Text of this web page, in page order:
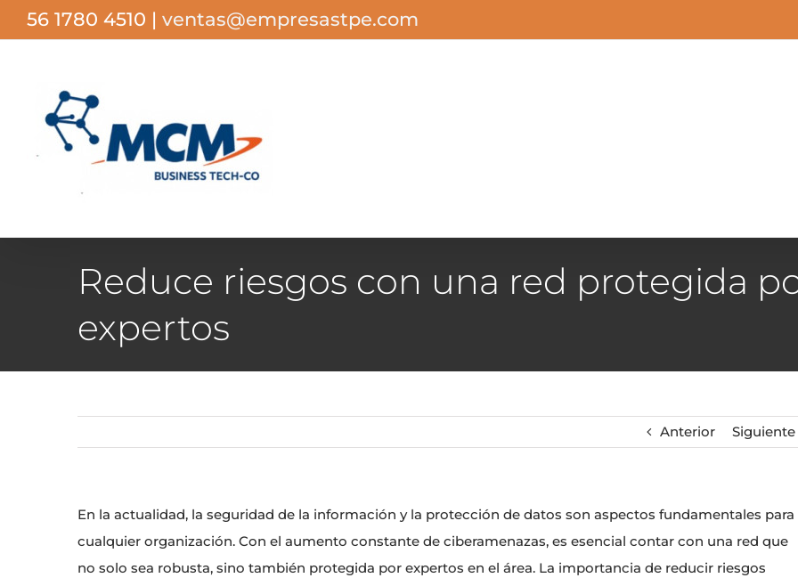
Saltar
al
56 1780 4510 | ventas@empresastpe.com
Reduce riesgos con una red protegida
expertos
Anterior Siguiente
En la actualidad, la seguridad de la información y la protección de datos son aspectos fundamentales para
cualquier organización. Con el aumento constante de ciberamenazas, es esencial contar con una red que
no solo sea robusta, sino también protegida por expertos en el área. La importancia de reducir riesgos